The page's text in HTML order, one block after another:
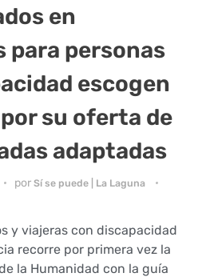
en
para personas
escogen
su oferta de
adaptadas
por Sí se puede | La Laguna
y viajeras con discapacidad
recorre por primera vez la
la Humanidad con la guía